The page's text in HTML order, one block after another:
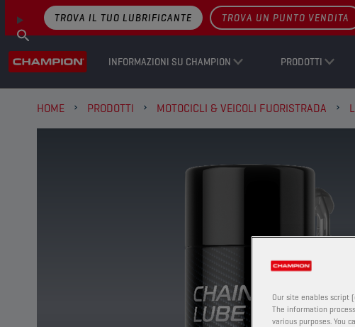
INFORMAZIONI SU CHAMPION PRODOTTI
TROVA IL TUO LUBRIFICANTE TROVA UN PUNTO VENDITA
HOME PRODOTTI MOTOCICLI & VEICOLI FUORISTRADA
Our site enables script
The information
various purposes. You